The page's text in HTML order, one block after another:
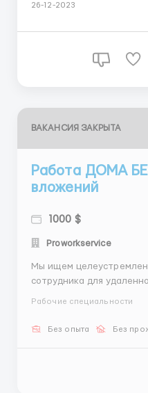
шапке вакансии.
26-12-2023
ВАКАНСИЯ ЗАКРЫТА
Работа ДОМА
вложений
1000 $
Proworkservice
Мы ищем
сотрудника для
идеально подходит для
вызовам! Условия работы: Заработная плата:
Рабочие специальности
Без опыта Без